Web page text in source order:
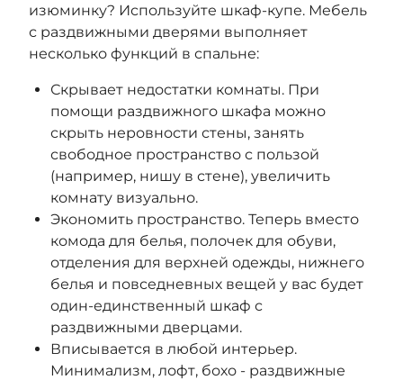
изюминку? Используйте шкаф-купе. Мебель
с раздвижными дверями выполняет
несколько функций в спальне:
Скрывает недостатки комнаты. При
помощи раздвижного шкафа можно
скрыть неровности стены, занять
свободное пространство с пользой
(например, нишу в стене), увеличить
комнату визуально.
Экономить пространство. Теперь вместо
комода для белья, полочек для обуви,
отделения для верхней одежды, нижнего
белья и повседневных вещей у вас будет
один-единственный шкаф с
раздвижными дверцами.
Вписывается в любой интерьер.
Минимализм, лофт, бохо - раздвижные